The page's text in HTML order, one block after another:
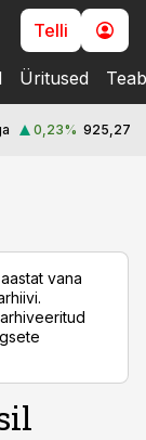
Telli
Üritused
0,23% 925,27
vana